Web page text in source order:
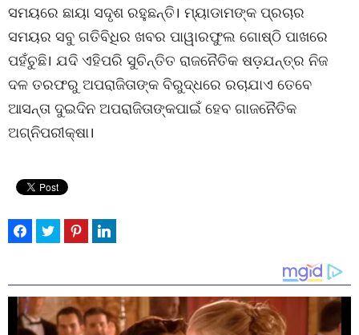
ସମୟରେ ଛାୟା ସଦୃଶ ରହୁଛନ୍ତି। ମ୍ୟାଡାମଙ୍କ ପ୍ରଚାର
ସମୟର ସବୁ ଗତିବିଧିର ଖବର ପାୱାରଫୁଲ ଗୋଷ୍ଠି ପାଖରେ
ପହଁଚୁଛି। ଯଦି ଏହିପରି ସୁଚିନ୍ତିତ ରାଜନୈତିକ ଷଡ଼ଯନ୍ତ୍ର ନିଜ
ଦଳ ତରଫରୁ ଅପରାଜିତାଙ୍କ ବିରୁଦ୍ଧରେ ରଚାଯାଏ ତେବେ
ଆସନ୍ତା ଦୁଇଦିନ ଅପରାଜିତାଙ୍କପାଇଁ ହେବ ଗାଜନୈତିକ
ଅଗ୍ନିପରୀକ୍ଷା।